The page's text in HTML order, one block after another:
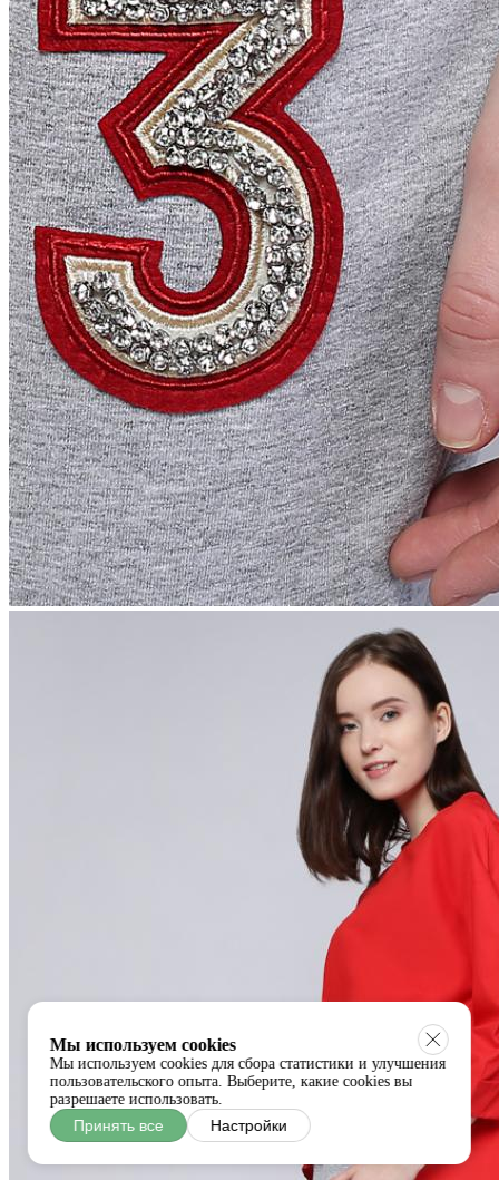
Мы используем cookies
Мы используем cookies для сбора статистики и улучшения
пользовательского опыта. Выберите, какие cookies вы
разрешаете использовать.
Принять все Настройки